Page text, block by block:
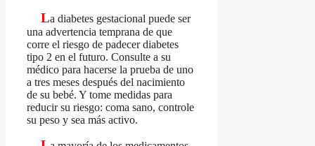
La diabetes gestacional puede ser
una advertencia temprana de que
corre el riesgo de padecer diabetes
tipo 2 en el futuro. Consulte a su
médico para hacerse la prueba de uno
a tres meses después del nacimiento
de su bebé. Y tome medidas para
reducir su riesgo: coma sano, controle
su peso y sea más activo.